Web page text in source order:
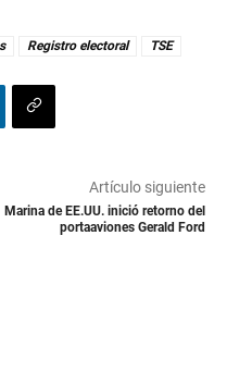
Registro electoral TSE
Artículo siguiente
Marina de EE.UU. inició retorno del
portaaviones Gerald Ford